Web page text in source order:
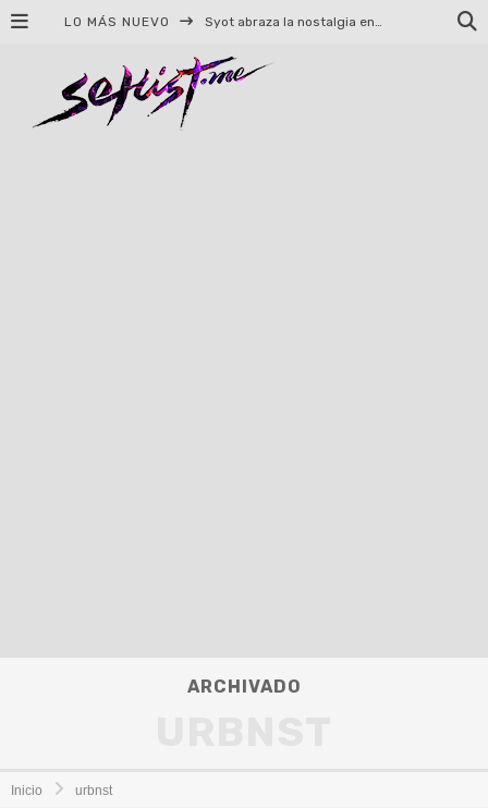
LO MÁS NUEVO
ARCHIVADO
Inicio urbnst